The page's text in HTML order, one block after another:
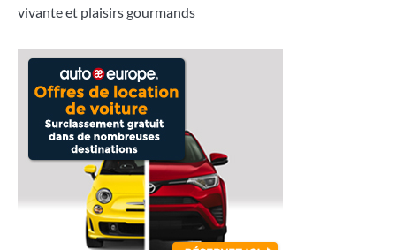
vivante et plaisirs gourmands